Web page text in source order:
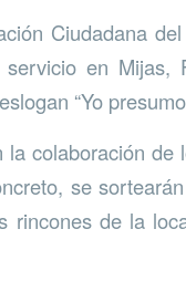
Ciudadana
en Mijas,
“Yo
colaboración de
se
de la